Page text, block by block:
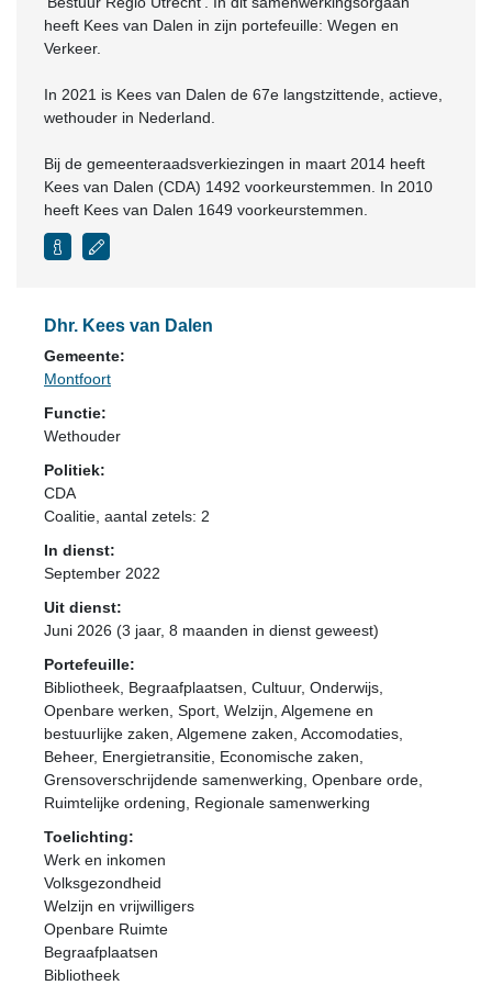
heeft Kees van Dalen in zijn portefeuille: Wegen en
Verkeer.
In 2021 is Kees van Dalen de 67e langstzittende, actieve,
wethouder in Nederland.
Bij de gemeenteraadsverkiezingen in maart 2014 heeft
Kees van Dalen (CDA) 1492 voorkeurstemmen. In 2010
heeft Kees van Dalen 1649 voorkeurstemmen.
Dhr. Kees van Dalen
Gemeente:
Montfoort
Functie:
Wethouder
Politiek:
CDA
Coalitie , aantal zetels: 2
In dienst:
September 2022
Uit dienst:
Juni 2026 (3 jaar, 8 maanden in dienst geweest)
Portefeuille:
Bibliotheek, Begraafplaatsen, Cultuur, Onderwijs,
Openbare werken, Sport, Welzijn, Algemene en
bestuurlijke zaken, Algemene zaken, Accomodaties,
Beheer, Energietransitie, Economische zaken,
Grensoverschrijdende samenwerking, Openbare orde,
Ruimtelijke ordening, Regionale samenwerking
Toelichting:
Werk en inkomen
Volksgezondheid
Welzijn en vrijwilligers
Openbare Ruimte
Begraafplaatsen
Bibliotheek